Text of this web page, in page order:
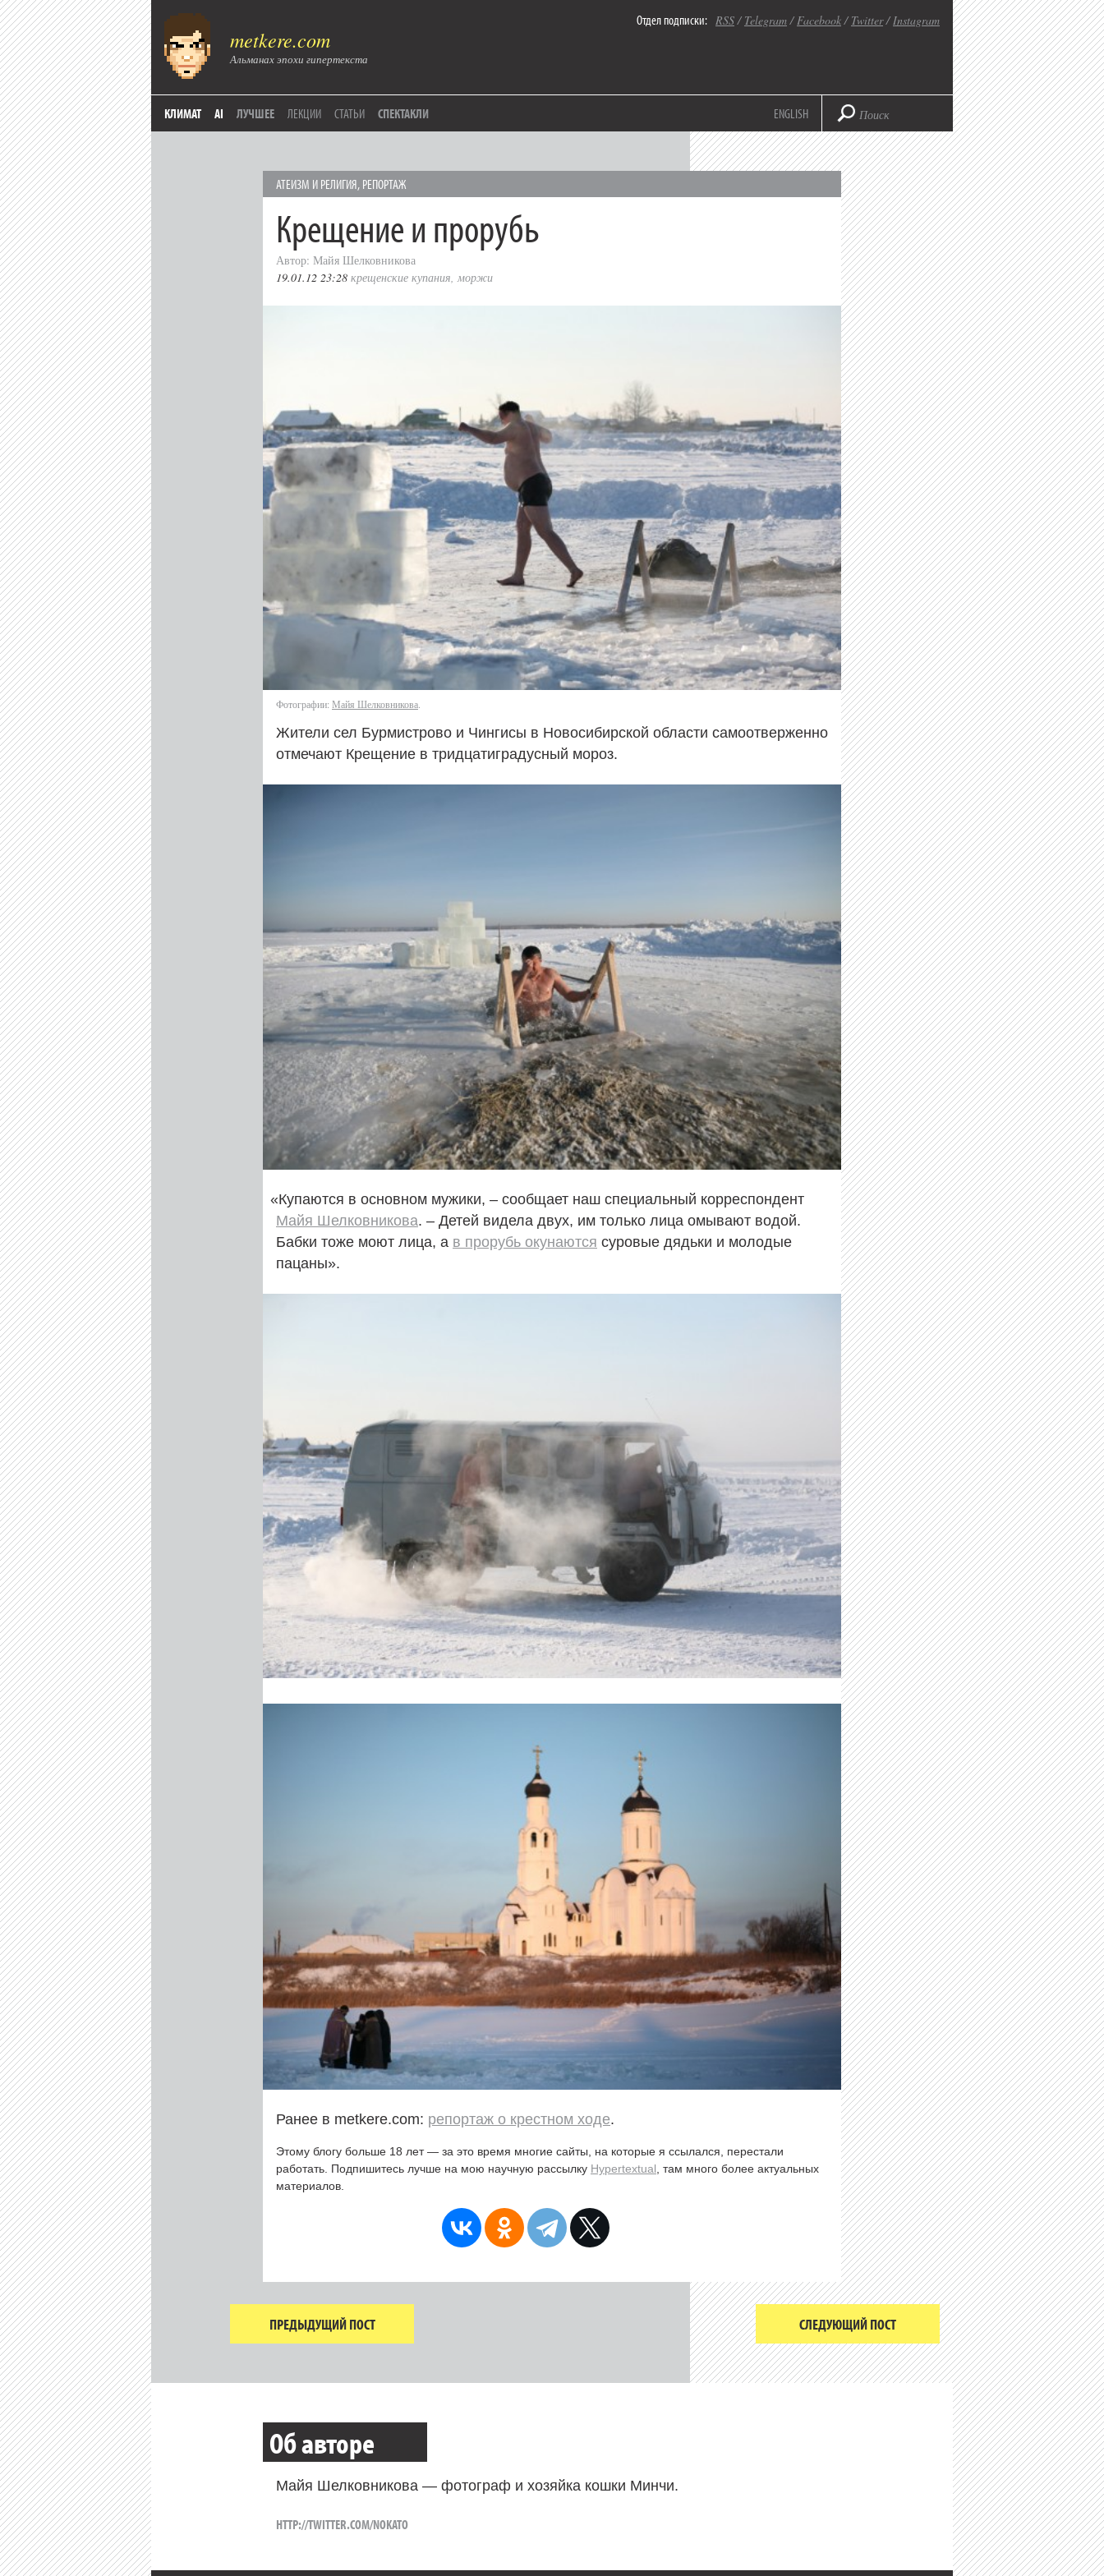
metkere.com
Альманах эпохи гипертекста
Отдел подписки: RSS/ Telegram/Facebook/ Twitter/Instagram
КЛИМАТ AI ЛУЧШЕЕ ЛЕКЦИИ СТАТЬИ СПЕКТАКЛИ ENGLISH
АТЕИЗМ И РЕЛИГИЯ, РЕПОРТАЖ
Крещение и прорубь
Автор: Майя Шелковникова
19.01.12 23:28 крещенские купания,моржи
Фотографии: Майя Шелковникова.
Жители сел Бурмистрово и Чингисы в Новосибирской области самоотверженно
отмечают Крещение в тридцатиградусный мороз.
«Купаются в основном мужики, – сообщает наш специальный корреспондент
Майя Шелковникова. – Детей видела двух, им только лица омывают водой.
Бабки тоже моют лица, а в прорубь окунаются суровые дядьки и молодые
пацаны».
Ранее в metkere.com: репортаж о крестном ходе.
Этому блогу больше 18 лет — за это время многие сайты, на которые я ссылался, перестали
работать. Подпишитесь лучше на мою научную рассылку Hypertextual , там много более актуальных
материалов.
ПРЕДЫДУЩИЙ ПОСТ СЛЕДУЮЩИЙ ПОСТ
Об авторе
Майя Шелковникова — фотограф и хозяйка кошки Минчи.
HTTP://TWITTER.COM/NOKATO